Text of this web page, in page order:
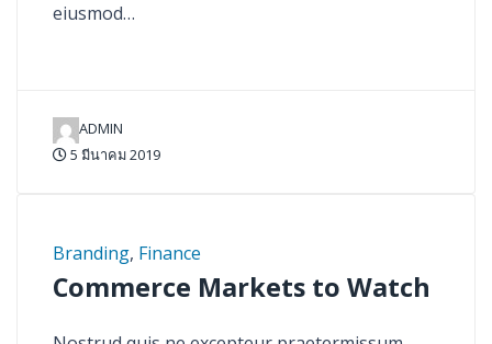
eiusmod…
ADMIN
5 มีนาคม 2019
Branding, Finance
Commerce Markets to Watch